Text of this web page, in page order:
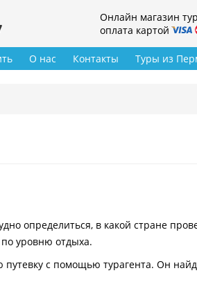
Онлайн магазин
оплата картой
Туры из
О нас Контакты
определиться, в какой стране
уровню отдыха.
путевку с помощью турагента. Он